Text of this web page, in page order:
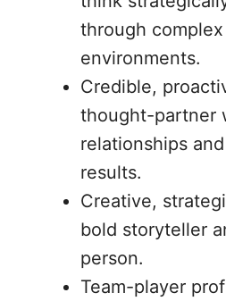
through
environments.
Credible,
thought-partner
relationships
results.
Creative,
bold storyteller
person.
Team-player